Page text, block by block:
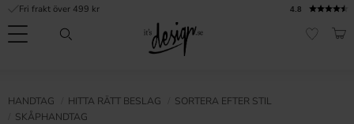
Meny
4.8
Fri frakt över 499 kr
HANDTAG HITTA RÄTT BESLAG
SORTERA EFTER STIL
SKÅPHANDTAG
sidor |